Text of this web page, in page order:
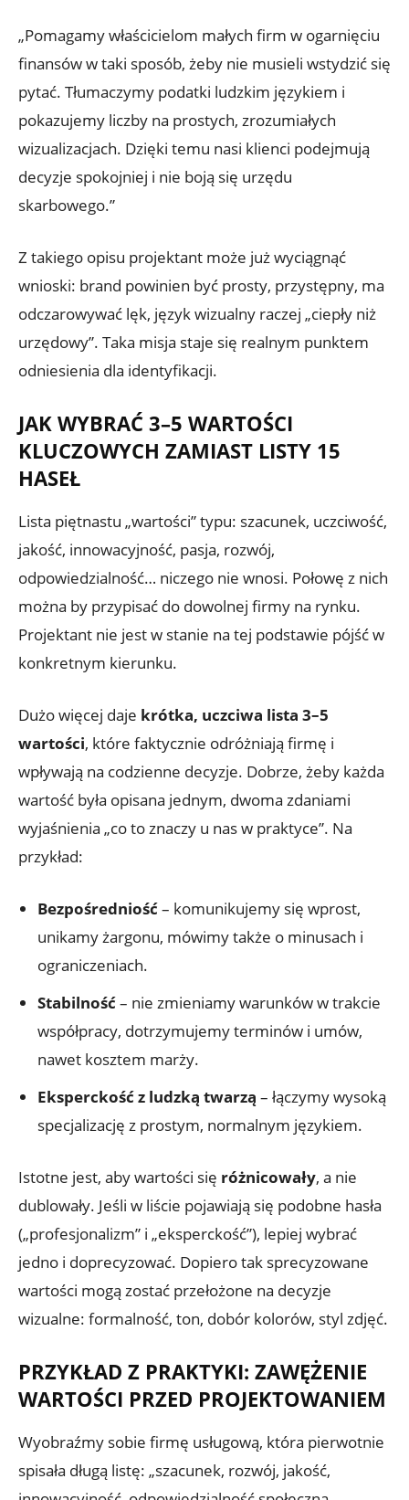
„Pomagamy właścicielom małych firm w ogarnięciu
finansów w taki sposób, żeby nie musieli wstydzić się
pytać. Tłumaczymy podatki ludzkim językiem i
pokazujemy liczby na prostych, zrozumiałych
wizualizacjach. Dzięki temu nasi klienci podejmują
decyzje spokojniej i nie boją się urzędu
skarbowego.”
Z takiego opisu projektant może już wyciągnąć
wnioski: brand powinien być prosty, przystępny, ma
odczarowywać lęk, język wizualny raczej „ciepły niż
urzędowy”. Taka misja staje się realnym punktem
odniesienia dla identyfikacji.
JAK WYBRAĆ 3–5 WARTOŚCI
KLUCZOWYCH ZAMIAST LISTY 15
HASEŁ
Lista piętnastu „wartości” typu: szacunek, uczciwość,
jakość, innowacyjność, pasja, rozwój,
odpowiedzialność… niczego nie wnosi. Połowę z nich
można by przypisać do dowolnej firmy na rynku.
Projektant nie jest w stanie na tej podstawie pójść w
konkretnym kierunku.
Dużo więcej daje krótka, uczciwa lista 3–5
wartości, które faktycznie odróżniają firmę i
wpływają na codzienne decyzje. Dobrze, żeby każda
wartość była opisana jednym, dwoma zdaniami
wyjaśnienia „co to znaczy u nas w praktyce”. Na
przykład:
Bezpośredniość– komunikujemy się wprost,
unikamy żargonu, mówimy także o minusach i
ograniczeniach.
Stabilność– nie zmieniamy warunków w trakcie
współpracy, dotrzymujemy terminów i umów,
nawet kosztem marży.
Eksperckość z ludzką twarzą – łączymy wysoką
specjalizację z prostym, normalnym językiem.
Istotne jest, aby wartości się różnicowały, a nie
dublowały. Jeśli w liście pojawiają się podobne hasła
(„profesjonalizm” i „eksperckość”), lepiej wybrać
jedno i doprecyzować. Dopiero tak sprecyzowane
wartości mogą zostać przełożone na decyzje
wizualne: formalność, ton, dobór kolorów, styl zdjęć.
PRZYKŁAD Z PRAKTYKI: ZAWĘŻENIE
WARTOŚCI PRZED PROJEKTOWANIEM
Wyobraźmy sobie firmę usługową, która pierwotnie
spisała długą listę: „szacunek, rozwój, jakość,